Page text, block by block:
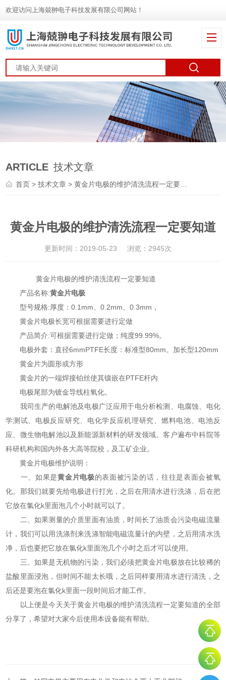
欢迎访问上海兢翀电子科技发展有限公司网站！
ARTICLE 技术文章
首页 >技术文章 > 黄金片电极的维护清洗流程一定要知道
黄金片电极的维护清洗流程一定要知道
更新时间：2019-05-23 浏览：2945次
黄金片电极的维护清洗流程一定要知道
产品名称:黄金片电极
型号规格:厚度：0.1mm、0.2mm、0.3mm，
黄金片电极长宽可根据需要进行定做
产品简介:可根据需要进行定做；纯度99.99%。
电极外套：直径6mmPTFE长度：标准型80mm。加长型120mm
黄金片为圆形或方形
黄金片的一端焊接铂丝使其镶嵌在PTFE杆内
电极尾部为镀金导线柱氧化。
我司生产的电解池及电极广泛应用于电分析检测、电腐蚀、电化
学测试、电极反应研究、电化学反应机理研究、燃料电池、电池反
应、微生物电解池以及新能源新材料的研发领域。客户遍布中科院等
科研机构和国内外各大高等院校，及工矿企业。
黄金片电极维护说明：
一、如果是黄金片电极的表面被污染的话，往往是表面会被氧
化。那我们就要先给电极进行打光，之后在用清水进行洗涤，后在把
它放在氯化k里面泡几个小时就可以了。
二、如果测量的介质里面有油质，时间长了油质会污染电磁流量
计，我们可以用洗涤剂来洗涤智能电磁流量计的内壁，之后用清水洗
净，后也要把它放在氯化k里面泡几个小时之后才可以使用。
三、如果是无机物的污染，我们必须把黄金片电极放在比较稀的
盐酸里面浸泡，但时间不能太长哦，之后同样要用清水进行清洗，之
后还是要泡在氯化k里面一段时间后才能工作。
以上便是今天关于黄金片电极的维护清洗流程一定要知道的全部
分享了，希望对大家今后使用本设备能有帮助。